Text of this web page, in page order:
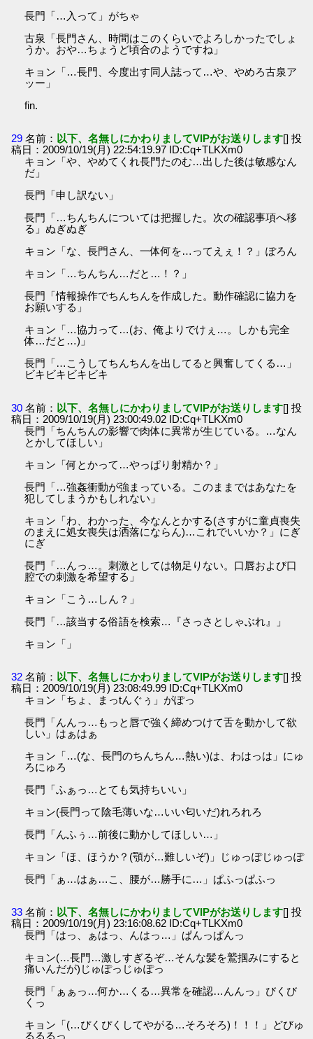
長門「…入って」がちゃ
古泉「長門さん、時間はこのくらいでよろしかったでしょ
うか。おや…ちょうど頃合のようですね」
キョン「…長門、今度出す同人誌って…や、やめろ古泉ア
ッー」
fin.
29 名前： 以下、名無しにかわりましてVIPがお送りします[] 投
稿日：2009/10/19(月) 22:54:19.97 ID:Cq+TLKXm0
キョン「や、やめてくれ長門たのむ…出した後は敏感なん
だ」
長門「申し訳ない」
長門「…ちんちんについては把握した。次の確認事項へ移
る」ぬぎぬぎ
キョン「な、長門さん、一体何を…ってえぇ！？」ぽろん
キョン「…ちんちん…だと…！？」
長門「情報操作でちんちんを作成した。動作確認に協力を
お願いする」
キョン「…協力って…(お、俺よりでけぇ…。しかも完全
体…だと…)」
長門「…こうしてちんちんを出してると興奮してくる…」
ビキビキビキビキ
30 名前： 以下、名無しにかわりましてVIPがお送りします[] 投
稿日：2009/10/19(月) 23:00:49.02 ID:Cq+TLKXm0
長門「ちんちんの影響で肉体に異常が生じている。…なん
とかしてほしい」
キョン「何とかって…やっぱり射精か？」
長門「…強姦衝動が強まっている。このままではあなたを
犯してしまうかもしれない」
キョン「わ、わかった、今なんとかする(さすがに童貞喪失
のまえに処女喪失は洒落にならん)…これでいいか？」にぎ
にぎ
長門「…んっ…。刺激としては物足りない。口唇および口
腔での刺激を希望する」
キョン「こう…しん？」
長門「…該当する俗語を検索…『さっさとしゃぶれ』」
キョン「」
32 名前： 以下、名無しにかわりましてVIPがお送りします[] 投
稿日：2009/10/19(月) 23:08:49.99 ID:Cq+TLKXm0
キョン「ちょ、まっtんぐぅ」がぽっ
長門「んんっ…もっと唇で強く締めつけて舌を動かして欲
しい」はぁはぁ
キョン「…(な、長門のちんちん…熱い)は、わはっは」にゅ
ろにゅろ
長門「ふぁっ…とても気持ちいい」
キョン(長門って陰毛薄いな…いい匂いだ)れろれろ
長門「んふぅ…前後に動かしてほしい…」
キョン「ほ、ほうか？(顎が…難しいぞ)」じゅっぽじゅっぽ
長門「ぁ…はぁ…こ、腰が…勝手に…」ぱふっぱふっ
33 名前： 以下、名無しにかわりましてVIPがお送りします[] 投
稿日：2009/10/19(月) 23:16:08.62 ID:Cq+TLKXm0
長門「はっ、ぁはっ、んはっ…」ぱんっぱんっ
キョン(…長門…激しすぎるぞ…そんな髪を鷲掴みにすると
痛いんだが)じゅぽっじゅぽっ
長門「ぁぁっ…何か…くる…異常を確認…んんっ」びくび
くっ
キョン「(…ぴくぴくしてやがる…そろそろ)！！！」どびゅ
るるるっ